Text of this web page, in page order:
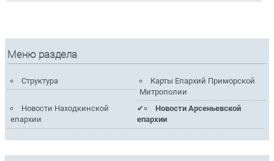
Меню раздела
Структура
Карты Епархий Приморской
Митрополии
Новости Находкинской
епархии
Новости Арсеньевской
епархии